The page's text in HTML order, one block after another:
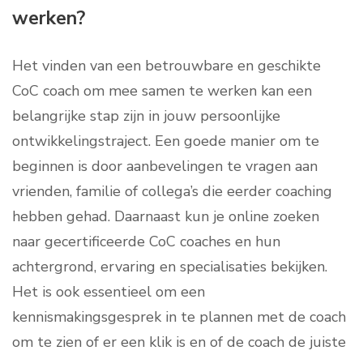
werken?
Het vinden van een betrouwbare en geschikte
CoC coach om mee samen te werken kan een
belangrijke stap zijn in jouw persoonlijke
ontwikkelingstraject. Een goede manier om te
beginnen is door aanbevelingen te vragen aan
vrienden, familie of collega’s die eerder coaching
hebben gehad. Daarnaast kun je online zoeken
naar gecertificeerde CoC coaches en hun
achtergrond, ervaring en specialisaties bekijken.
Het is ook essentieel om een
kennismakingsgesprek in te plannen met de coach
om te zien of er een klik is en of de coach de juiste